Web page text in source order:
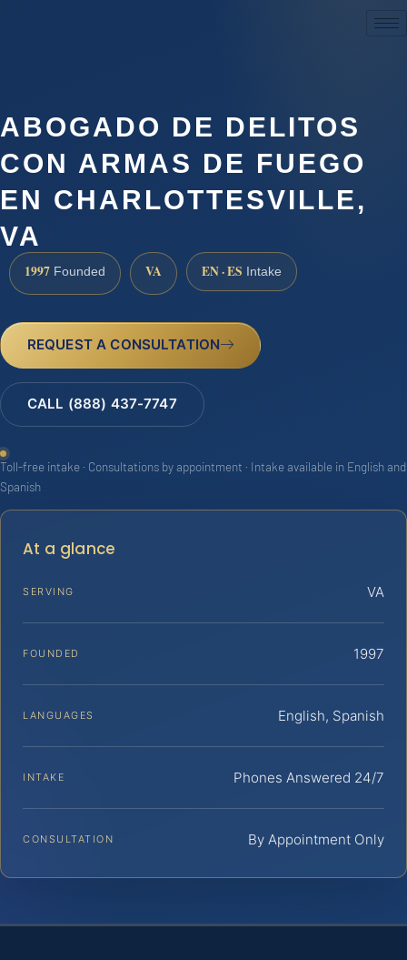
ABOGADO DE DELITOS
CON ARMAS DE FUEGO
EN CHARLOTTESVILLE,
VA
1997 Founded VA EN · ES Intake
REQUEST A CONSULTATION
CALL (888) 437-7747
Toll-free intake · Consultations by appointment · Intake available in English and
Spanish
At a glance
SERVING VA
FOUNDED 1997
LANGUAGES English, Spanish
INTAKE Phones Answered 24/7
CONSULTATION By Appointment Only